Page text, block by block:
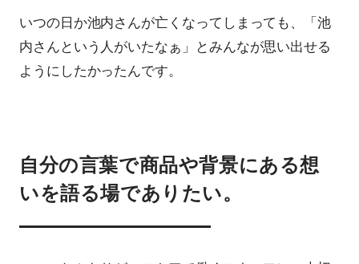
いつの日か池内さんが亡くなってしまっても、「池
内さんという人がいたなぁ」とみんなが思い出せる
ようにしたかったんです。
自分の言葉で商品や背景にある想
いを語る場でありたい。